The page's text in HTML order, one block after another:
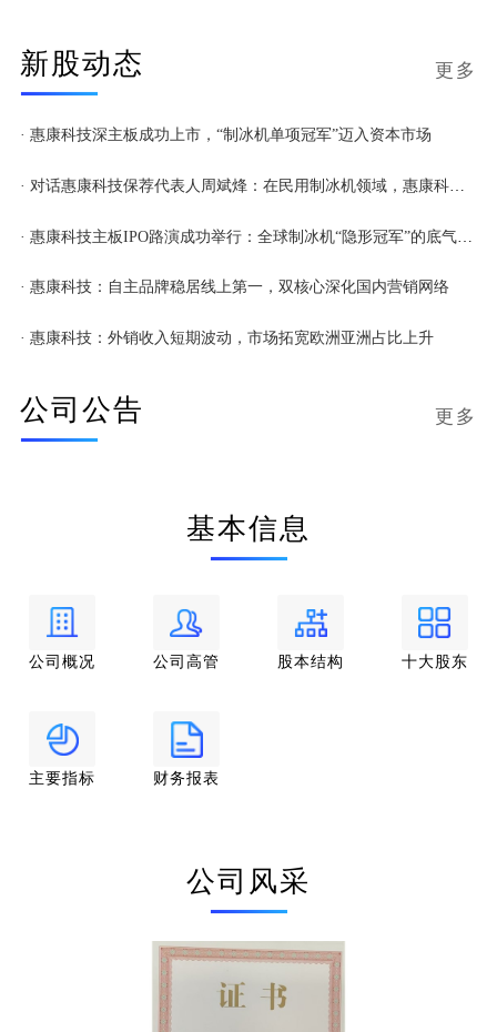
成为全球制冷设备领域的龙头企业之一。
新股动态 更多
· 惠康科技深主板成功上市，“制冰机单项冠军”迈入资本市场
· 对话惠康科技保荐代表人周斌烽：在民用制冰机领域，惠康科技占据全球领先地位 | 打新情报局
· 惠康科技主板IPO路演成功举行：全球制冰机“隐形冠军”的底气与蓝图
· 惠康科技：自主品牌稳居线上第一，双核心深化国内营销网络
· 惠康科技：外销收入短期波动，市场拓宽欧洲亚洲占比上升
公司公告 更多
基本信息
公司概况 公司高管 股本结构 十大股东
主要指标 财务报表
公司风采